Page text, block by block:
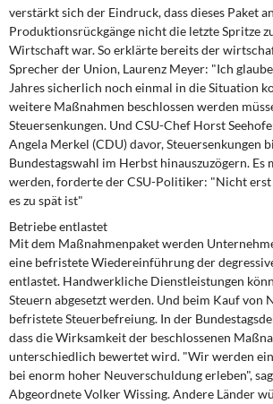
Kontakt
verstärkt sich der Eindruck, dass dieses Paket
Produktionsrückgänge nicht die letzte Spritze
Wirtschaft war. So erklärte bereits der
Sprecher der Union, Laurenz Meyer: "Ich
Jahres sicherlich noch einmal in die Situation
weitere Maßnahmen beschlossen werden
Steuersenkungen. Und CSU-Chef Horst
Angela Merkel (CDU) davor, Steuersenkungen
Bundestagswahl im Herbst hinauszuzögern. Es
werden, forderte der CSU-Politiker: "Nicht erst
es zu spät ist"
Betriebe entlastet
Mit dem Maßnahmenpaket werden
eine befristete Wiedereinführung der
entlastet. Handwerkliche Dienstleistungen
Steuern abgesetzt werden. Und beim Kauf von
befristete Steuerbefreiung. In der
dass die Wirksamkeit der beschlossenen
unterschiedlich bewertet wird. "Wir werden
bei enorm hoher Neuverschuldung erleben",
Abgeordnete Volker Wissing. Andere Länder